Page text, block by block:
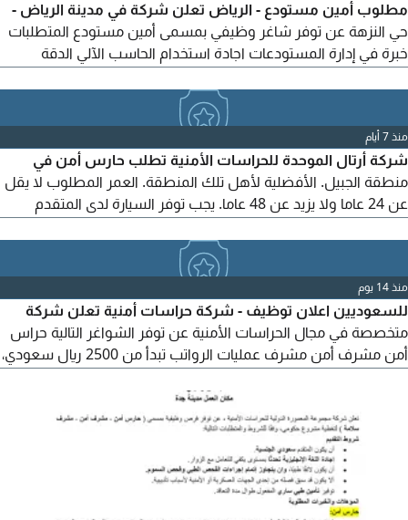
مطلوب أمين مستودع - الرياض تعلن شركة في مدينة الرياض -
حي النزهة عن توفر شاغر وظيفي بمسمى أمين مستودع المتطلبات
خبرة في إدارة المستودعات اجادة استخدام الحاسب الآلي الدقة
منذ 7 أيام
شركة أرتال الموحدة للحراسات الأمنية تطلب حارس أمن في
منطقة الجبيل. الأفضلية لأهل تلك المنطقة. العمر المطلوب لا يقل
عن 24 عاما ولا يزيد عن 48 عاما. يجب توفر السيارة لدى المتقدم
يشترط الأيكون المتقدم مسجلا في التأمينات الاجتماعية في منشأة
أخرى. التوظيف فوري اذا تم اجتياز المقابلة. للتقديم
منذ 14 يوم
للسعوديين اعلان توظيف - شركة حراسات أمنية تعلن شركة
متخصصة في مجال الحراسات الأمنية عن توفر الشواغر التالية حراس
أمن مشرف أمن مشرف عمليات الرواتب تبدأ من 2500 ريال سعودي،
والانضباط في العمل. حسن السيرة والسلوك. القدرة على تحمل
مسؤوليات الوظيفة